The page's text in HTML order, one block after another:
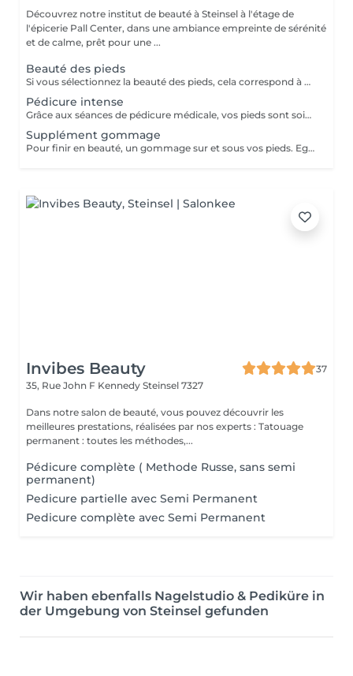
Découvrez notre institut de beauté à Steinsel à l'étage de
l'épicerie Pall Center, dans une ambiance empreinte de sérénité
et de calme, prêt pour une ...
Beauté des pieds
Si vous sélectionnez la beauté des pieds, cela correspond à couper et limer les ongles, repousser et couper mes cuticules, râper et masser les pieds. Si vous avez des soucis tels que : cors, ongles incarnés, ongles épaissis, mycoses ou tout autre douleur spécifique merci de sélectionner la pédicure qui est médicale.
Pédicure intense
Grâce aux séances de pédicure médicale, vos pieds sont soignés et traités en profondeur. En termes de soins de soi, les pieds sont souvent la partie du corps oubliée. C'est pourtant l'une de celles qui subit le plus votre quotidien. Ongles incarnés, cors, durillons et autres crevasses, sont des sources d'inconfort qui peuvent aisément être évitées si un soin est apporté assez tôt . Nos séances de pédicure médicale vous permettent une prise en charge complète de vos pieds. Du soin d'entretien au traitement plus profond, vos pieds sont massés, traités et soignés avec toute l'expertise de nos pédicures. Conseillée toutes les 4 semaines.
Supplément gommage
Pour finir en beauté, un gommage sur et sous vos pieds. Egalement entre les orteils. Pour une meilleure pénétration de la crème pieds.
Invibes Beauty
37
35, Rue John F Kennedy Steinsel 7327
Dans notre salon de beauté, vous pouvez découvrir les
meilleures prestations, réalisées par nos experts : Tatouage
permanent : toutes les méthodes,...
Pédicure complète ( Methode Russe, sans semi
permanent)
Pedicure partielle avec Semi Permanent
Pedicure complète avec Semi Permanent
Wir haben ebenfalls Nagelstudio & Pediküre in
der Umgebung von Steinsel gefunden